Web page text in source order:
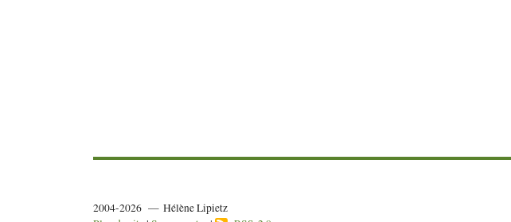
2004-2026 — Hélène Lipietz